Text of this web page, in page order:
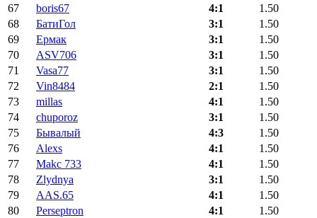
67
boris67 4:1
1.50
68
БатиГол 3:1
1.50
69
Ермак 3:1
1.50
70
ASV706 3:1
1.50
71
Vasa77 3:1
1.50
72
Vin8484 2:1
1.50
73
millas 4:1
1.50
74
chuporoz 3:1
1.50
75
Бывалый 4:3
1.50
76
Alexs 4:1
1.50
77
Makc 733 4:1
1.50
78
Zlydnya 3:1
1.50
79
AAS.65 4:1
1.50
80
Perseptron 4:1
1.50